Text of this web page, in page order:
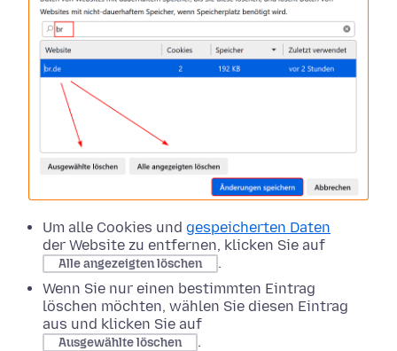
Um alle Cookies und gespeicherten Daten
der Website zu entfernen, klicken Sie auf
Alle angezeigten löschen
.
Wenn Sie nur einen bestimmten Eintrag
löschen möchten, wählen Sie diesen Eintrag
aus und klicken Sie auf
Ausgewählte löschen
.